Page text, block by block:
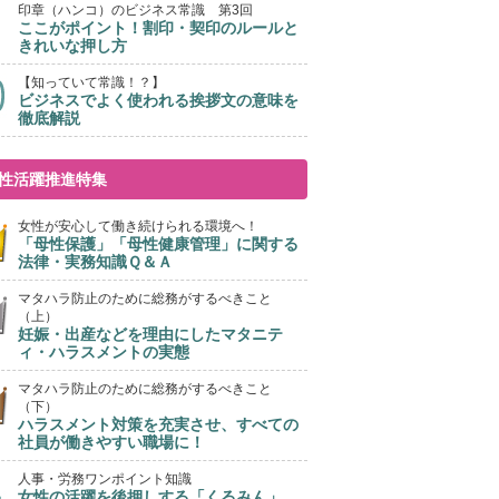
印章（ハンコ）のビジネス常識 第3回
ここがポイント！割印・契印のルールと
きれいな押し方
【知っていて常識！？】
ビジネスでよく使われる挨拶文の意味を
徹底解説
活躍推進特集
女性が安心して働き続けられる環境へ！
「母性保護」「母性健康管理」に関する
法律・実務知識Ｑ＆Ａ
マタハラ防止のために総務がするべきこと
（上）
妊娠・出産などを理由にしたマタニテ
ィ・ハラスメントの実態
マタハラ防止のために総務がするべきこと
（下）
ハラスメント対策を充実させ、すべての
社員が働きやすい職場に！
人事・労務ワンポイント知識